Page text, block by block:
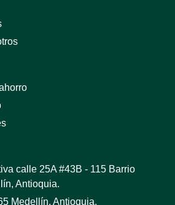
calle 25A #43B - 115 Barrio
Antioquia.
Medellín, Antioquia.